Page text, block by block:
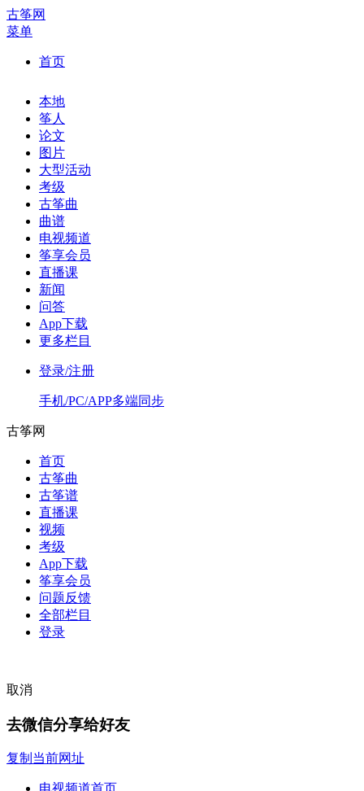
古筝网
菜单
首页
本地
筝人
论文
图片
大型活动
考级
古筝曲
曲谱
电视频道
筝享会员
直播课
新闻
问答
App下载
更多栏目
登录/注册
手机/PC/APP多端同步
古筝网
首页
古筝曲
古筝谱
直播课
视频
考级
App下载
筝享会员
问题反馈
全部栏目
登录
取消
去微信分享给好友
复制当前网址